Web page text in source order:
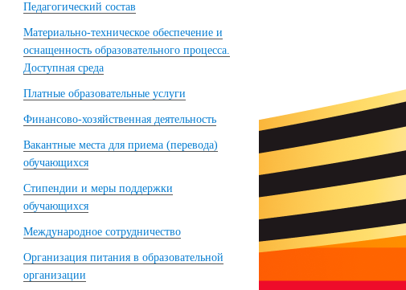
Педагогический состав
Материально-техническое обеспечение и
оснащенность образовательного процесса.
Доступная среда
Платные образовательные услуги
Финансово-хозяйственная деятельность
Вакантные места для приема (перевода)
обучающихся
Стипендии и меры поддержки
обучающихся
Международное сотрудничество
Организация питания в образовательной
организации